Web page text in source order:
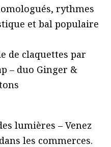
rythmes
et bal populaire
de claquettes par
– duo Ginger &
lumières – Venez
les commerces.